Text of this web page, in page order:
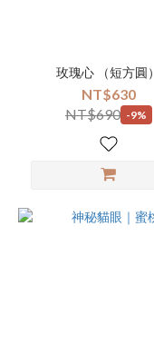
玫瑰心 （短方圓）
NT$630
NT$690 -9%